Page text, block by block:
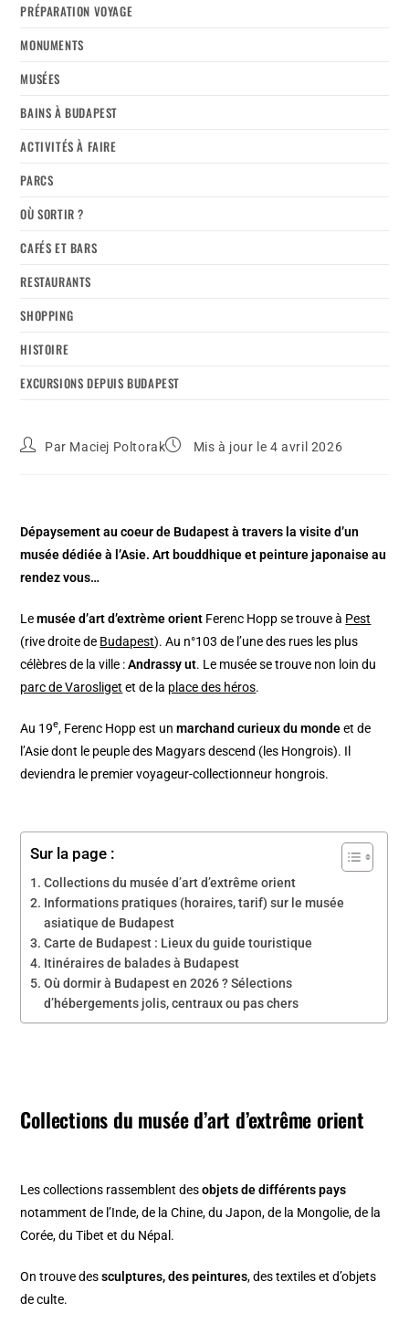
PRÉPARATION VOYAGE
MONUMENTS
MUSÉES
BAINS À BUDAPEST
ACTIVITÉS À FAIRE
PARCS
OÙ SORTIR ?
CAFÉS ET BARS
RESTAURANTS
SHOPPING
HISTOIRE
EXCURSIONS DEPUIS BUDAPEST
Par Maciej Poltorak Mis à jour le 4 avril 2026
Dépaysement au coeur de Budapest à travers la visite d’un
musée dédiée à l’Asie. Art bouddhique et peinture japonaise au
rendez vous…
Lemusée d’art d’extrème orient Ferenc Hopp se trouve à Pest
(rive droite de Budapest). Au n°103 de l’une des rues les plus
célèbres de la ville :Andrassy ut. Le musée se trouve non loin du
parc de Varosliget et de la place des héros.
Au 19e, Ferenc Hopp est unmarchand curieux du mondeet de
l’Asie dont le peuple des Magyars descend (les Hongrois). Il
deviendra le premier voyageur-collectionneur hongrois.
Sur la page :
Collections du musée d’art d’extrême orient
Informations pratiques (horaires, tarif) sur le musée
asiatique de Budapest
Carte de Budapest : Lieux du guide touristique
Itinéraires de balades à Budapest
Où dormir à Budapest en 2026 ? Sélections
d’hébergements jolis, centraux ou pas chers
Collections du musée d’art d’extrême orient
Les collections rassemblent desobjets de différents pays
notamment de l’Inde, de la Chine, du Japon, de la Mongolie, de la
Corée, du Tibet et du Népal.
On trouve dessculptures, des peintures, des textiles et d’objets
de culte.